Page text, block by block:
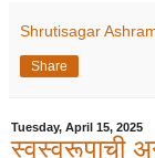
Shrutisagar
Share
Tuesday, April 15, 2025
स्वस्वरूपाची